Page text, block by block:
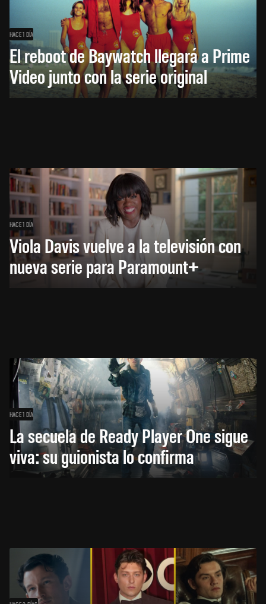
HACE 1 DÍA
El reboot de Baywatch llegará a Prime
Video junto con la serie original
HACE 1 DÍA
Viola Davis vuelve a la televisión con
nueva serie para Paramount+
HACE 1 DÍA
La secuela de Ready Player One sigue
viva: su guionista lo confirma